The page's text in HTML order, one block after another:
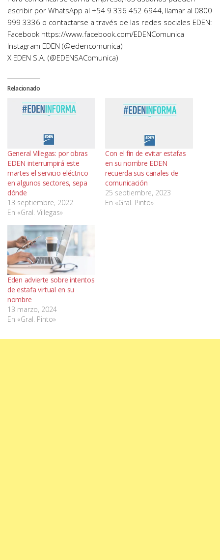
escribir por WhatsApp al +54 9 336 452 6944, llamar al 0800
999 3336 o contactarse a través de las redes sociales EDEN:
Facebook https://www.facebook.com/EDENComunica
Instagram EDEN (@edencomunica)
X EDEN S.A. (@EDENSAComunica)
Relacionado
General Villegas: por obras
EDEN interrumpirá este
martes el servicio eléctrico
en algunos sectores, sepa
dónde
13 septiembre, 2022
En «Gral. Villegas»
Con el fin de evitar estafas
en su nombre EDEN
recuerda sus canales de
comunicación
25 septiembre, 2023
En «Gral. Pinto»
Eden advierte sobre intentos
de estafa virtual en su
nombre
13 marzo, 2024
En «Gral. Pinto»